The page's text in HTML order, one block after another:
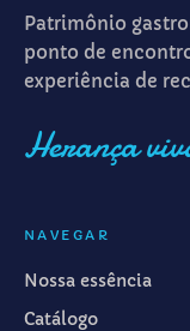
Patrimônio
ponto de
experiência de
Herança
NAVEGAR
Nossa essência
Catálogo